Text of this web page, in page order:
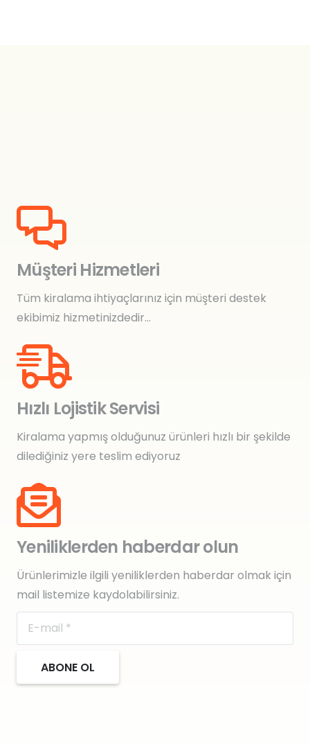
Müşteri Hizmetleri
Tüm kiralama ihtiyaçlarınız için müşteri destek
ekibimiz hizmetinizdedir…
Hızlı Lojistik Servisi
Kiralama yapmış olduğunuz ürünleri hızlı bir şekilde
dilediğiniz yere teslim ediyoruz
Yeniliklerden haberdar olun
Ürünlerimizle ilgili yeniliklerden haberdar olmak için
mail listemize kaydolabilirsiniz.
ABONE OL